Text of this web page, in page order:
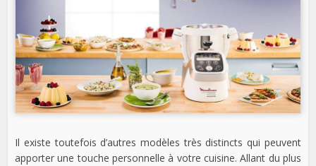
Il existe toutefois d’autres modèles très distincts qui peuvent
apporter une touche personnelle à votre cuisine. Allant du plus